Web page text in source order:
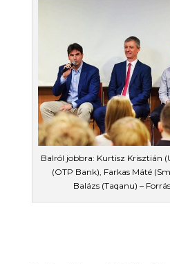
Balról jobbra: Kurtisz Krisztián
(OTP Bank), Farkas Máté
Balázs (Taqanu) –